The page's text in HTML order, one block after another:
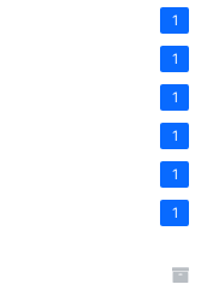
1
1
1
1
1
1